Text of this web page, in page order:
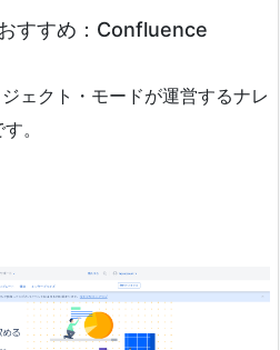
すすめ：Confluence
ェクト・モードが運営するナレ
。